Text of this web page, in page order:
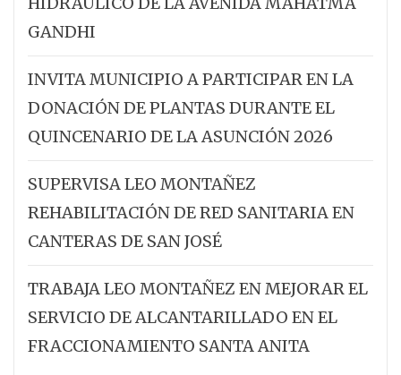
GANDHI
INVITA MUNICIPIO A PARTICIPAR EN LA
DONACIÓN DE PLANTAS DURANTE EL
QUINCENARIO DE LA ASUNCIÓN 2026
SUPERVISA LEO MONTAÑEZ
REHABILITACIÓN DE RED SANITARIA EN
CANTERAS DE SAN JOSÉ
TRABAJA LEO MONTAÑEZ EN MEJORAR EL
SERVICIO DE ALCANTARILLADO EN EL
FRACCIONAMIENTO SANTA ANITA